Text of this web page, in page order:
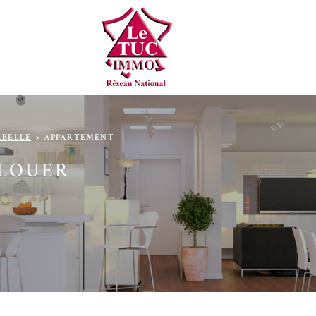
APPARTEMENT